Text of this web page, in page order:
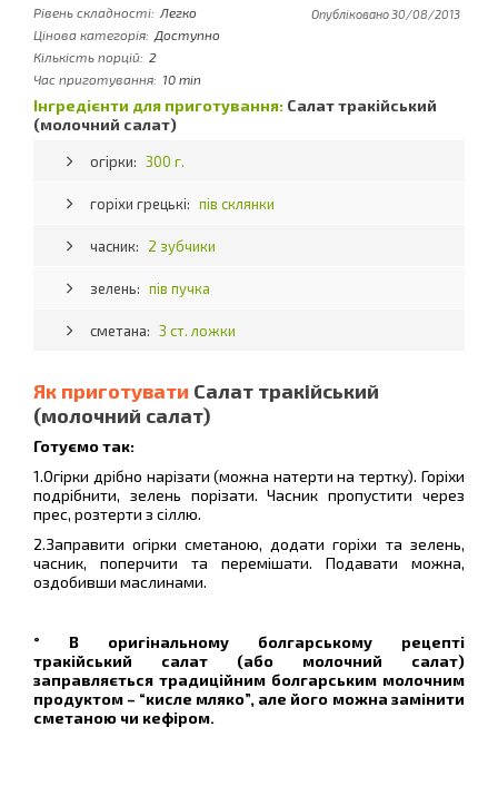
Рівень складності: Легко
Цінова категорія: Доступно
Кількість порцій: 2
Час приготування: 10 min
Опубліковано 30/08/2013
Інгредієнти для приготування: Салат тракійський
(молочний салат)
огірки: 300 г.
горіхи грецькі: пів склянки
часник: 2 зубчики
зелень: пів пучка
сметана: 3 ст. ложки
Як приготувати Салат тракійський
(молочний салат)
Готуємо так:
1.Огірки дрібно нарізати (можна натерти на тертку). Горіхи
подрібнити, зелень порізати. Часник пропустити через
прес, розтерти з сіллю.
2.Заправити огірки сметаною, додати горіхи та зелень,
часник, поперчити та перемішати. Подавати можна,
оздобивши маслинами.
° В оригінальному болгарському рецепті
тракійський салат (або молочний салат)
заправляється традиційним болгарським молочним
продуктом – “кисле мляко”, але його можна замінити
сметаною чи кефіром.